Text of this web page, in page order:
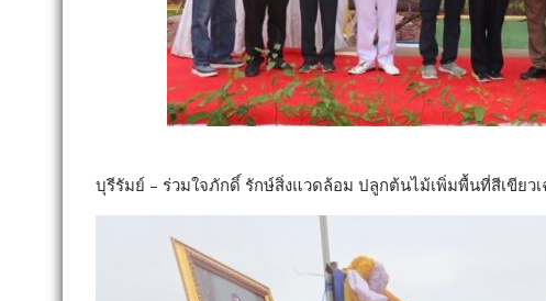
บุรีรัมย์ – ร่วมใจภักดิ์ รักษ์สิ่งแวดล้อม ปลูกต้นไม้เพิ่มพื้นที่สีเขียว